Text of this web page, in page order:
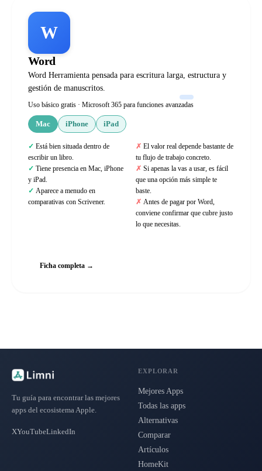
W
Word
Word Herramienta pensada para escritura larga, estructura y
gestión de manuscritos.
Uso básico gratis · Microsoft 365 para funciones avanzadas
Mac iPhone iPad
Está bien situada dentro de
escribir un libro.
Tiene presencia en Mac, iPhone
y iPad.
Aparece a menudo en
comparativas con Scrivener.
El valor real depende bastante de
tu flujo de trabajo concreto.
Si apenas la vas a usar, es fácil
que una opción más simple te
baste.
Antes de pagar por Word,
conviene confirmar que cubre justo
lo que necesitas.
Ficha completa →
Tu guía para encontrar las mejores
apps del ecosistema Apple.
XYouTubeLinkedIn
EXPLORAR
Mejores Apps
Todas las apps
Alternativas
Comparar
Artículos
HomeKit